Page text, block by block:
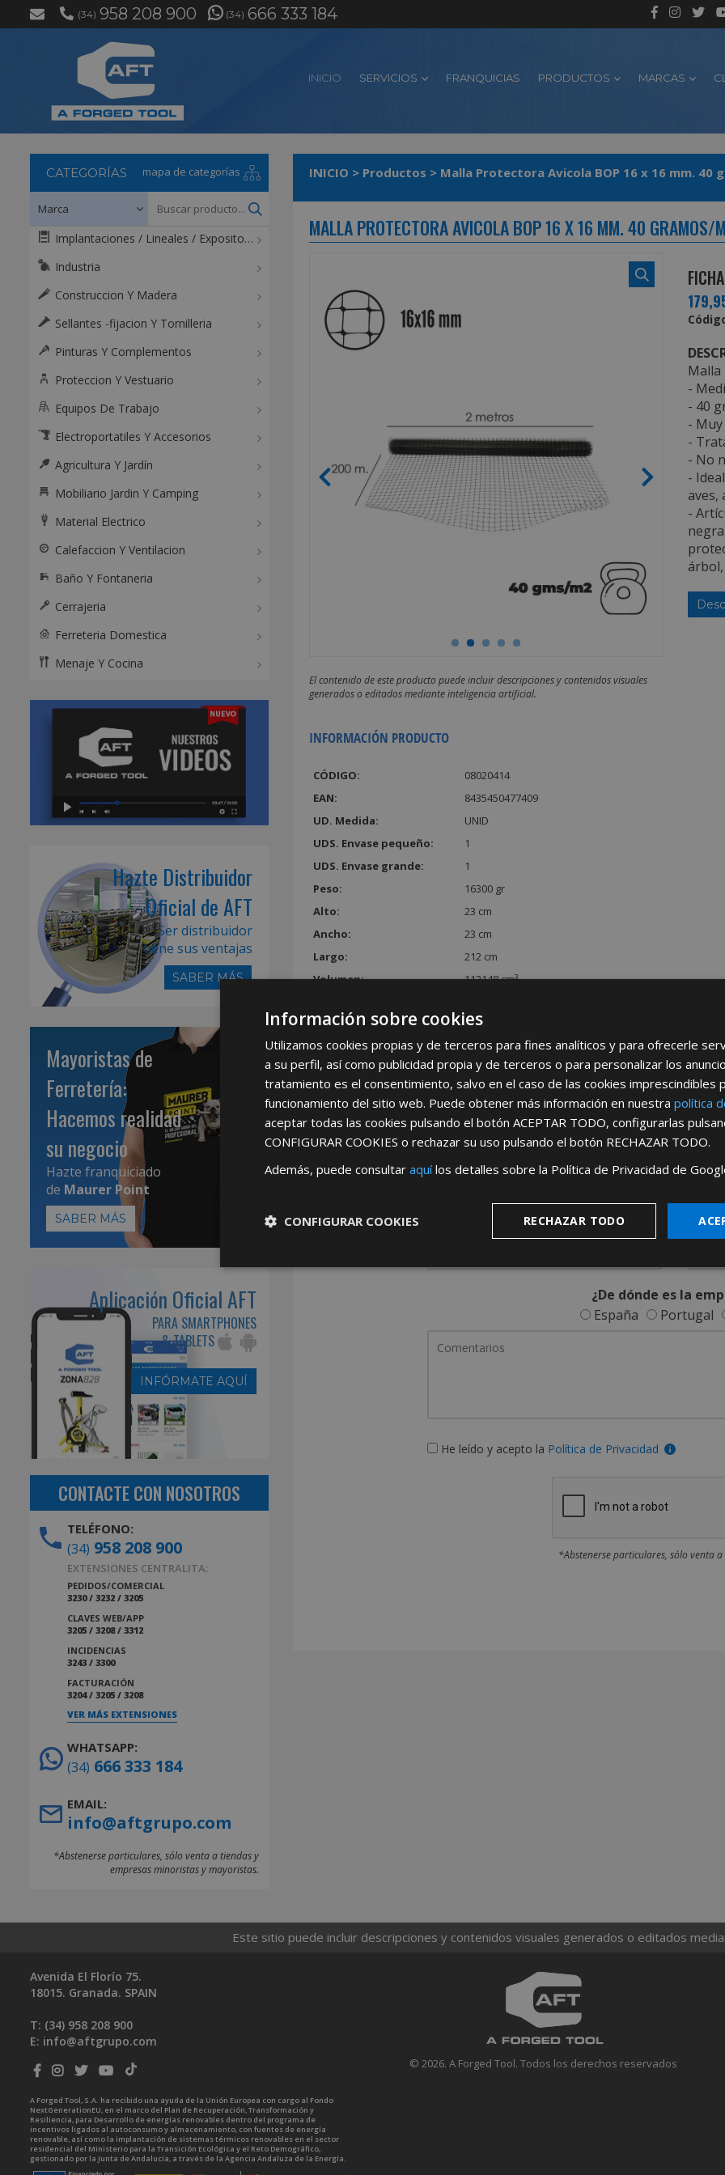
(34) 958 208 900 (34) 666 333 184
INICIO SERVICIOS FRANQUICIAS PRODUCTOS MARCAS
INICIO > Productos > Malla Protectora Avicola BOP 16 x 16 mm. 40
MALLA PROTECTORA AVICOLA BOP 16 X 16 MM. 40
El contenido de este producto puede incluir descripciones y contenidos visuales
generados o editados mediante inteligencia artificial.
INFORMACIÓN PRODUCTO
CÓDIGO:
08020414
EAN:
8435450477409
UD. Medida:
UNID
UDS. Envase pequeño:
1
UDS. Envase grande:
1
Peso:
16300 gr
Alto:
23 cm
Ancho:
23 cm
Largo:
212 cm
Volumen:
112148 cm³
Malla
-
- 40
-
-
- No
-
aves,
-
REGÍSTRATE PARA HACERTE
Desdeaquípodrá ver todas las
Rellene este formulario y nos pondremos en
¿De dónde es la
España
Portugal
He leído y acepto la Política de Privacidad
*Abstenerse particulares, sólo venta
CATEGORÍAS mapa de categorías
Implantaciones / Lineales / Expositores / Mostradores
Industria
Construccion Y Madera
Sellantes -fijacion Y Tornilleria
Pinturas Y Complementos
Proteccion Y Vestuario
Equipos De Trabajo
Electroportatiles Y Accesorios
Agricultura Y Jardín
Mobiliario Jardin Y Camping
Material Electrico
Calefaccion Y Ventilacion
Baño Y Fontaneria
Cerrajeria
Ferreteria Domestica
Menaje Y Cocina
Hazte Distribuidor
Oficial de AFT
Ser distribuidor
tiene sus ventajas
SABER MÁS
Mayoristas de
Ferretería:
Hacemos realidad
su negocio
Hazte franquiciado
de Maurer Point
SABER MÁS
Aplicación Oficial AFT
PARA SMARTPHONES
& TABLETS
INFÓRMATE AQUÍ
CONTACTE CON NOSOTROS
TELÉFONO:
(34) 958 208 900
EXTENSIONES CENTRALITA:
PEDIDOS/COMERCIAL
3230 / 3232 / 3205
CLAVES WEB/APP
3205 / 3208 / 3312
INCIDENCIAS
3243 / 3300
FACTURACIÓN
3204 / 3205 / 3208
VER MÁS EXTENSIONES
WHATSAPP:
(34) 666 333 184
EMAIL:
info@aftgrupo.com
*Abstenerse particulares, sólo venta a tiendas y
empresas minoristas y mayoristas.
Este sitio puede incluir descripciones y contenidos visuales generados o editados
© 2026. A Forged Tool. Todos los derechos reservados
Avenida El Florío 75.
18015. Granada. SPAIN
T: (34) 958 208 900
E: info@aftgrupo.com
A Forged Tool, S.A. ha recibido una ayuda de la Unión Europea con cargo al Fondo
NextGenerationEU, en el marco del Plan de Recuperación, Transformación y
Resiliencia, para Desarrollo de energías renovables dentro del programa de
incentivos ligados al autoconsumo y almacenamiento, con fuentes de energía
renovable, así como la implantación de sistemas térmicos renovables en el sector
residencial del Ministerio para la Transición Ecológica y el Reto Demográfico,
gestionado por la Junta de Andalucía, a través de la Agencia Andaluza de la Energía.
Información sobre cookies
Utilizamos cookies propias y de terceros para fines analíticos y para ofrecerle
a su perfil, así como publicidad propia y de terceros o para personalizar los
tratamiento es el consentimiento, salvo en el caso de las cookies imprescindibles
funcionamiento del sitio web. Puede obtener más información en nuestra política
aceptar todas las cookies pulsando el botón ACEPTAR TODO, configurarlas
CONFIGURAR COOKIES o rechazar su uso pulsando el botón RECHAZAR TODO.
Además, puede consultar aquílos detalles sobre la Política de Privacidad de
RECHAZAR TODO
CONFIGURAR COOKIES